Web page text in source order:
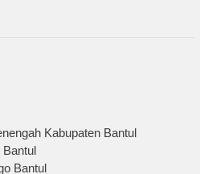
Kabupaten Bantul
Bantul